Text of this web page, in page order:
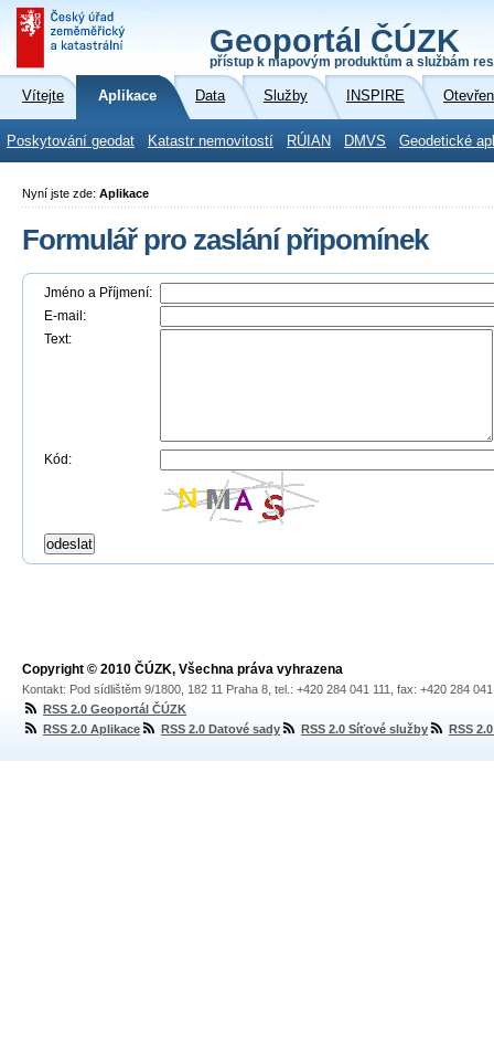
Geoportál ČÚZK
přístup k mapovým produktům a službám
Vítejte Aplikace Data Služby INSPIRE
Poskytování geodat Katastr nemovitostí RÚIAN DMVS Geodetické
Nyní jste zde: Aplikace
Formulář pro zaslání připomínek
Jméno a Příjmení:
E-mail:
Text:
Kód:
Copyright © 2010 ČÚZK, Všechna práva vyhrazena
Kontakt: Pod sídlištěm 9/1800, 182 11 Praha 8, tel.: +420 284 041 111, fax: +420 284
RSS 2.0 Geoportál ČÚZK
RSS 2.0 Aplikace
RSS 2.0 Datové sady RSS 2.0 Síťové služby RSS